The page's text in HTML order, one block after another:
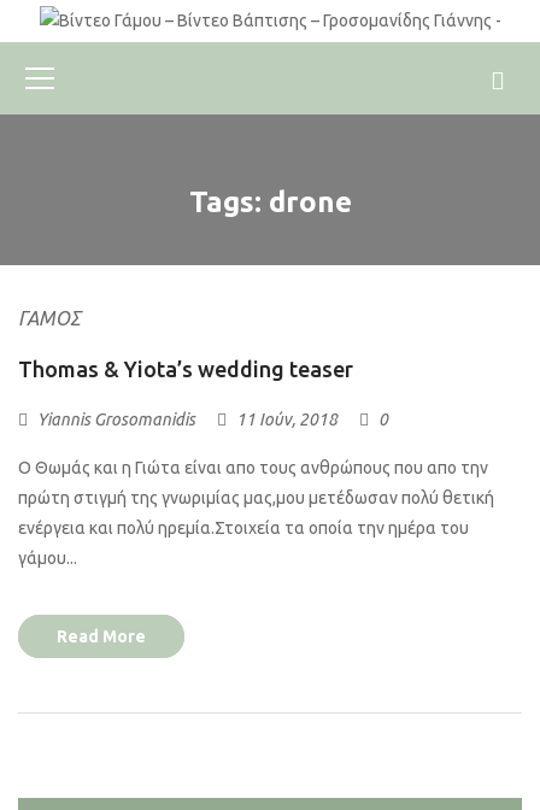
Tags: drone
ΓΆΜΟΣ
Thomas & Yiota’s wedding teaser
Yiannis Grosomanidis 11 Ιούν, 2018 0
Ο Θωμάς και η Γιώτα είναι απο τους ανθρώπους που απο την
πρώτη στιγμή της γνωριμίας μας,μου μετέδωσαν πολύ θετική
ενέργεια και πολύ ηρεμία.Στοιχεία τα οποία την ημέρα του
γάμου...
Read More